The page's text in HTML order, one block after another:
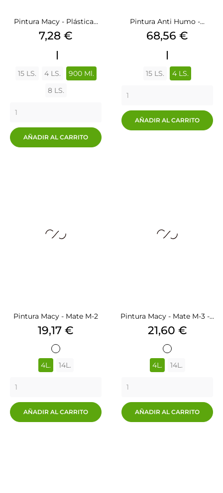
Pintura Macy - Plástica...
Precio
7,28 €
15 LS. 4 LS.
900 Ml.
8 LS.
AÑADIR AL CARRITO
Pintura Anti Humo -...
Precio
68,56 €
HUMOS-
MANCHAS
15 LS. 4 LS.
AÑADIR AL CARRITO
Pintura Macy - Mate M-2
Precio
19,17 €
BLANCO
4L. 14L.
AÑADIR AL CARRITO
Pintura Macy - Mate M-3 -...
Precio
21,60 €
BLANCO
4L. 14L.
AÑADIR AL CARRITO